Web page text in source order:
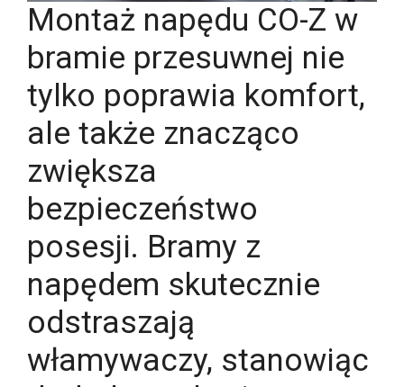
Montaż napędu CO-Z w
bramie przesuwnej nie
tylko poprawia komfort,
ale także znacząco
zwiększa
bezpieczeństwo
posesji. Bramy z
napędem skutecznie
odstraszają
włamywaczy, stanowiąc